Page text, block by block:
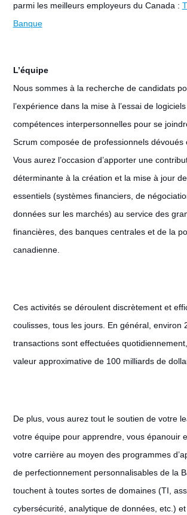
parmi les meilleurs employeurs du Canada :
Banque
L’équipe
Nous sommes à la recherche de candidats
l’expérience dans la mise à l’essai de
compétences interpersonnelles pour se
Scrum composée de professionnels dévoués
Vous aurez l’occasion d’apporter une
déterminante à la création et la mise à jour
essentiels (systèmes financiers, de
données sur les marchés) au service des
financières, des banques centrales et de la
canadienne.
Ces activités se déroulent discrètement et
coulisses, tous les jours. En général, environ
transactions sont effectuées
valeur approximative de 100 milliards de
De plus, vous aurez tout le soutien de votre
votre équipe pour apprendre, vous épanouir
votre carrière au moyen des programmes
de perfectionnement personnalisables de la
touchent à toutes sortes de domaines (TI,
cybersécurité, analytique de données, etc.) et